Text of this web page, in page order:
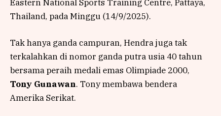
Eastern National Sports Training Centre, Pattaya,
Thailand, pada Minggu (14/9/2025).
Tak hanya ganda campuran, Hendra juga tak
terkalahkan di nomor ganda putra usia 40 tahun
bersama peraih medali emas Olimpiade 2000,
Tony Gunawan. Tony membawa bendera
Amerika Serikat.